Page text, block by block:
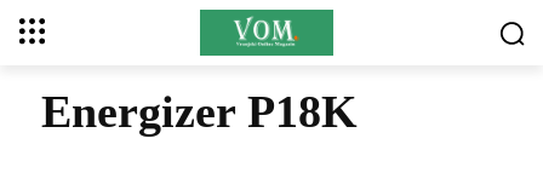
Energizer P18K